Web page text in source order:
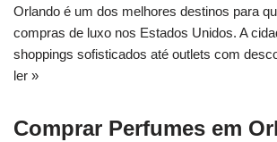
Orlando é um dos melhores destinos para
compras de luxo nos Estados Unidos. A
shoppings sofisticados até outlets com
ler »
Comprar Perfumes em